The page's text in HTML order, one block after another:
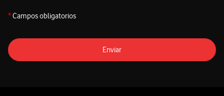
*Campos obligatorios
Enviar